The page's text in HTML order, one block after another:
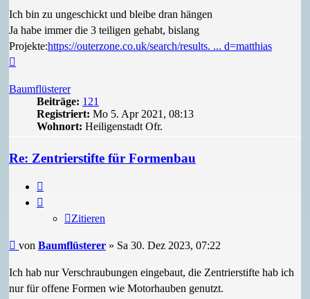
Ich bin zu ungeschickt und bleibe dran hängen
Ja habe immer die 3 teiligen gehabt, bislang
Projekte:https://outerzone.co.uk/search/results. ... d=matthias
Baumflüsterer
Beiträge: 121
Registriert: Mo 5. Apr 2021, 08:13
Wohnort: Heiligenstadt Ofr.
Re: Zentrierstifte für Formenbau
Zitieren
Beitrag
von Baumflüsterer » Sa 30. Dez 2023, 07:22
Ich hab nur Verschraubungen eingebaut, die Zentrierstifte hab ich
nur für offene Formen wie Motorhauben genutzt.